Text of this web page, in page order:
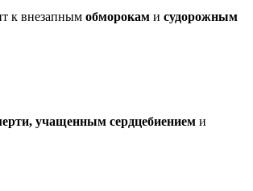
к внезапным обморокам и судорожным
учащенным сердцебиением и